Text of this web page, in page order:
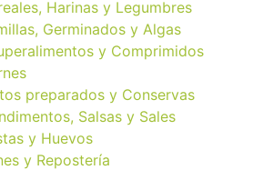
Harinas y Legumbres
Germinados y Algas
y Comprimidos
preparados y Conservas
Salsas y Sales
y Huevos
y Repostería